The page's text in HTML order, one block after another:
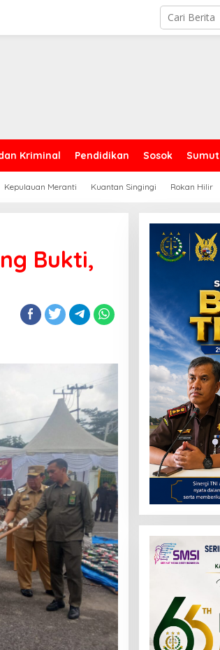
Kriminal Pendidikan Sosok Sumut
Kepulauan Meranti Kuantan Singingi Rokan Hilir
Bukti,